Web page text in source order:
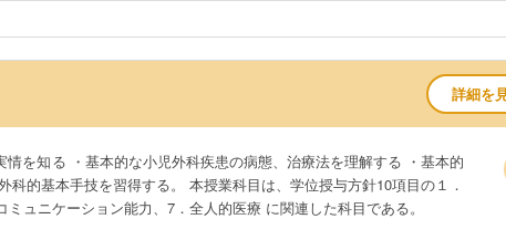
詳細を
を知る ・基本的な小児外科疾患の病態、治療法を理解する ・基本的
業科目は、学位授与方針10項目の１．
ュニケーション能⼒、7．全⼈的医療 に関連した科目である。